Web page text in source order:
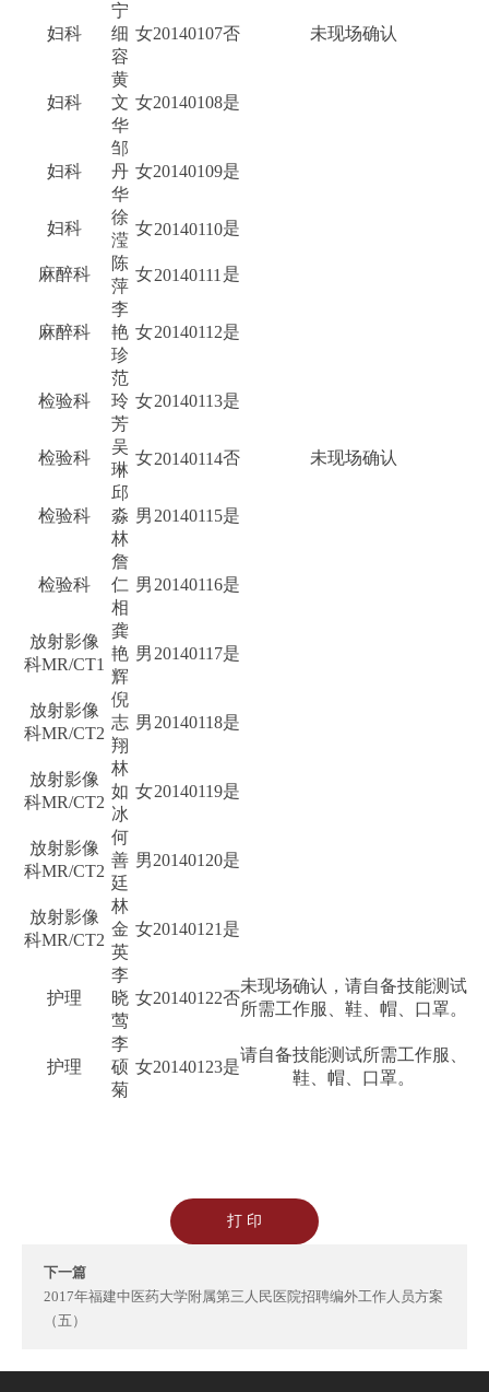
妇科
宁
细
容
女20140107否 未现场确认
妇科
黄
文
华
女20140108是
妇科
邹
丹
华
女20140109是
妇科
徐
滢
女20140110是
麻醉科
陈
萍
女20140111 是
麻醉科
李
艳
珍
女20140112是
检验科
范
玲
芳
女20140113是
检验科
吴
琳
女20140114否 未现场确认
检验科
邱
淼
林
男 20140115是
检验科
詹
仁
相
男 20140116是
放射影像
科MR/CT1
龚
艳
辉
男 20140117是
放射影像
科MR/CT2
倪
志
翔
男 20140118是
放射影像
科MR/CT2
林
如
冰
女20140119是
放射影像
科MR/CT2
何
善
廷
男20140120是
放射影像
科MR/CT2
林
金
英
女20140121 是
护理
李
晓
莺
女20140122否
未现场确认，请自备技能测试
所需工作服、鞋、帽、口罩。
护理
李
硕
菊
女20140123是
请自备技能测试所需工作服、
鞋、帽、口罩。
打 印
下一篇
2017年福建中医药大学附属第三人民医院招聘编外工作人员方案
（五）